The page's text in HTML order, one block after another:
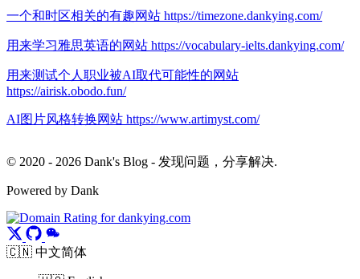
一个和时区相关的有趣网站 https://timezone.dankying.com/
用来学习雅思英语的网站 https://vocabulary-ielts.dankying.com/
用来测试个人职业被AI取代可能性的网站
https://airisk.obodo.fun/
AI图片风格转换网站 https://www.artimyst.com/
© 2020 - 2026 Dank's Blog - 发现问题，分享解决.
Powered by Dank
🇨🇳 中文简体